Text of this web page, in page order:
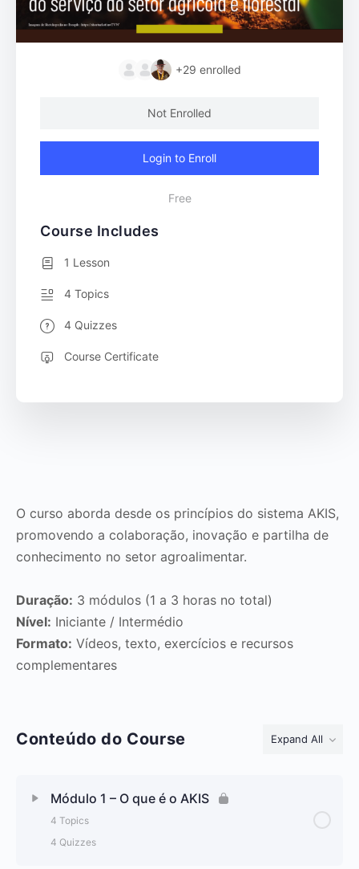
O curso aborda desde os princípios do sistema AKIS,
promovendo a colaboração, inovação e partilha de
conhecimento no setor agroalimentar.
Duração: 3 módulos (1 a 3 horas no total)
Nível: Iniciante / Intermédio
Formato: Vídeos, texto, exercícios e recursos
complementares
Conteúdo do Course Expand All
Módulo 1 – O que é o AKIS
4 Topics
4 Quizzes
+29 enrolled
Not Enrolled
Login to Enroll
Free
Course Includes
1 Lesson
4 Topics
4 Quizzes
Course Certificate